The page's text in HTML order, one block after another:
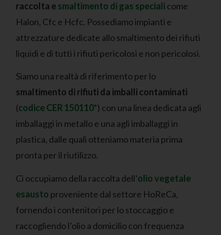
raccolta e smaltimento di gas speciali come
Halon, Cfc e Hcfc. Possediamo impianti e
attrezzature dedicate allo smaltimento dei rifiuti
liquidi e di tutti i rifiuti pericolosi e non pericolosi.
Siamo una realtà di riferimento per lo
smaltimento di rifiuti da imballi contaminati
(codice CER 150110*) con una linea dedicata agli
imballaggi in metallo e una agli imballaggi in
plastica, dalle quali otteniamo materia prima
pronta per il riutilizzo.
Ci occupiamo della raccolta dell’olio vegetale
esausto proveniente dal settore HoReCa,
fornendo i contenitori per lo stoccaggio e
raccogliendo l’olio a domicilio con frequenza